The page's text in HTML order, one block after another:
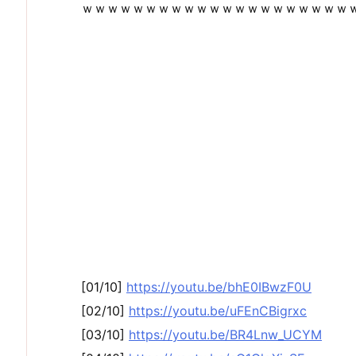
ｗｗｗｗｗｗｗｗｗｗｗｗｗｗｗｗｗｗｗｗ
[01/10] https://youtu.be/bhE0IBwzF0U
[02/10] https://youtu.be/uFEnCBigrxc
[03/10] https://youtu.be/BR4Lnw_UCYM